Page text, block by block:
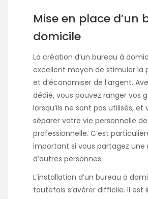
Mise en place d’un
domicile
La création d’un bureau à
excellent moyen de stimuler la
et d’économiser de l’argent.
dédié, vous pouvez ranger vos
lorsqu’ils ne sont pas utilisés, et
séparer votre vie personnelle
professionnelle. C’est
important si vous partagez une
d’autres personnes.
L’installation d’un bureau à
toutefois s’avérer difficile. Il